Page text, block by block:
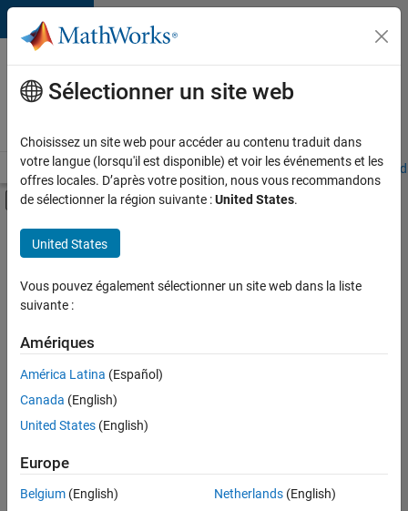
Passer au contenu
Votre
carrière
chez
Accueil Explorer nos opportunités Adresses de nos bureaux
Activer/désactiver l'affichage du menu
Contenu principal
FILTRER PAR
Support client
Communication marketing
Services marketing
Actuellement,
aucune
offre
d'emploi
correspondant
à vos
critères
Sélectionner un site web
Choisissez un site web pour accéder au contenu traduit dans
votre langue (lorsqu'il est disponible) et voir les événements et les
offres locales. D’après votre position, nous vous recommandons
de sélectionner la région suivante :United States.
United States
Vous pouvez également sélectionner un site web dans la liste
suivante :
Amériques
América Latina (Español)
Canada (English)
United States (English)
Europe
Belgium (English)
Netherlands(English)